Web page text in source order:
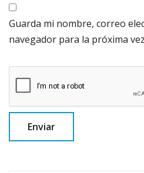
Guarda mi nombre, correo
navegador para la próxima